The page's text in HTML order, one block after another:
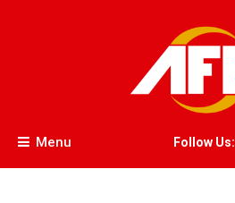
AFE
Menu Follow Us: